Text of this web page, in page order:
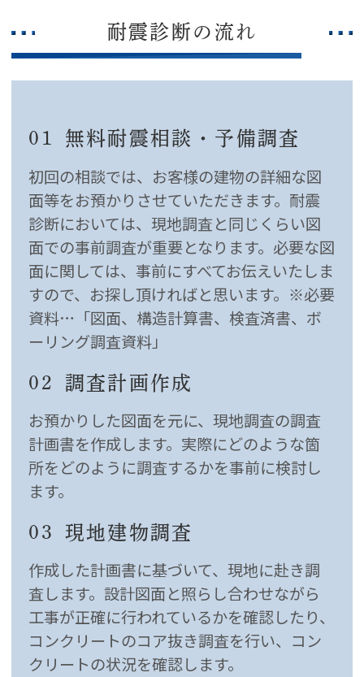
耐震診断の流れ
01 無料耐震相談・予備調査
初回の相談では、お客様の建物の詳細な図
面等をお預かりさせていただきます。耐震
診断においては、現地調査と同じくらい図
面での事前調査が重要となります。必要な図
面に関しては、事前にすべてお伝えいたしま
すので、お探し頂ければと思います。※必要
資料…「図面、構造計算書、検査済書、ボ
ーリング調査資料」
02 調査計画作成
お預かりした図面を元に、現地調査の調査
計画書を作成します。実際にどのような箇
所をどのように調査するかを事前に検討し
ます。
03 現地建物調査
作成した計画書に基づいて、現地に赴き調
査します。設計図面と照らし合わせながら
工事が正確に行われているかを確認したり、
コンクリートのコア抜き調査を行い、コン
クリートの状況を確認します。